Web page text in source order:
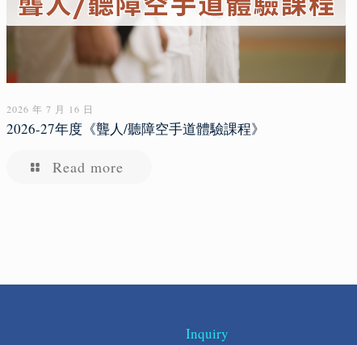
2026 年 7 月 16 日
2026-27年度《聾人/聽障空手道體驗課程》
Read more
Inquiry